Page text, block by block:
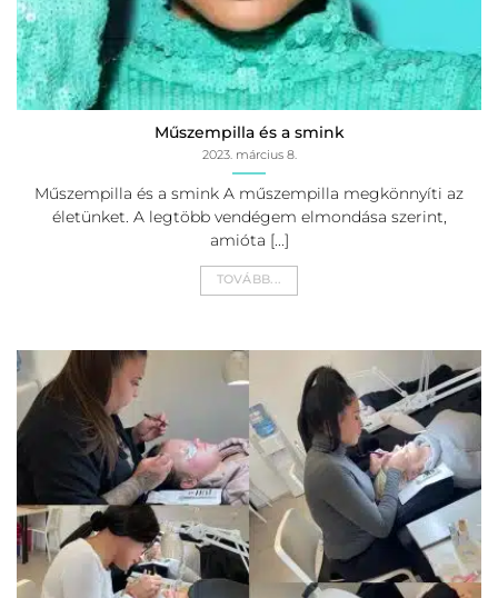
Műszempilla és a smink
2023. március 8.
Műszempilla és a smink A műszempilla megkönnyíti az
életünket. A legtöbb vendégem elmondása szerint,
amióta [...]
TOVÁBB...